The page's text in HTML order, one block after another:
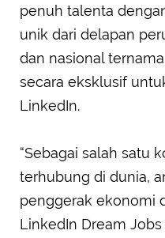
penuh talenta
unik dari delapan
dan nasional
secara eksklusif
LinkedIn.
“Sebagai salah satu
terhubung di dunia,
penggerak ekonomi
LinkedIn Dream